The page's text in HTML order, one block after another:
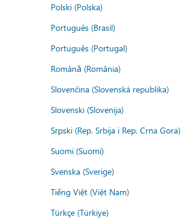
Polski (Polska)
Português (Brasil)
Português (Portugal)
Română (România)
Slovenčina (Slovenská republika)
Slovenski (Slovenija)
Srpski (Rep. Srbija i Rep. Crna Gora)
Suomi (Suomi)
Svenska (Sverige)
Tiếng Việt (Việt Nam)
Türkçe (Türkiye)